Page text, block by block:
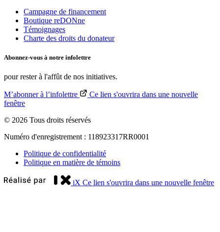
Campagne de financement
Boutique reDONne
Témoignages
Charte des droits du donateur
Abonnez-vous à notre infolettre
pour rester à l'affût de nos initiatives.
M’abonner à l’infolettre
Ce lien s'ouvrira dans une nouvelle
fenêtre
© 2026 Tous droits réservés
Numéro d'enregistrement : 118923317RR0001
Politique de confidentialité
Politique en matière de témoins
iX Ce lien s'ouvrira dans une nouvelle fenêtre